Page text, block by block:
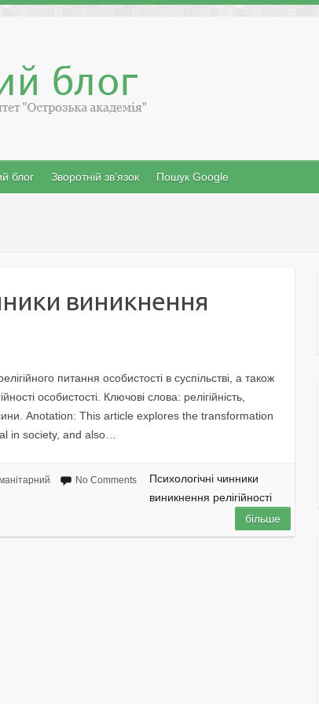
блог Зворотній зв’язок Пошук Google
виникнення
питання особистості в суспільстві, а також
особистості. Ключові слова: релігійність,
Anotation: This article explores the transformation
in society, and also…
No Comments
Психологічні чинники
виникнення релігійності
більше